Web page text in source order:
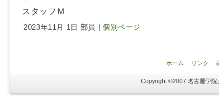
スタッフＭ
2023年11月 1日 部員 | 個別ページ
ホーム リンク
Copyright ©2007 名古屋学